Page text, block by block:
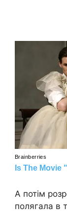
А потім
полягала в